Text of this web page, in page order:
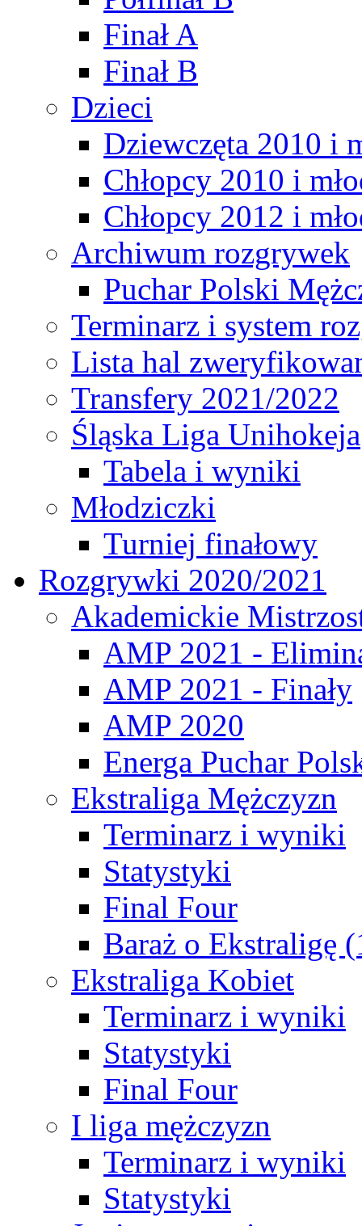
Finał A
Finał B
Dzieci
Dziewczęta 2010 i
Chłopcy 2010 i
Chłopcy 2012 i
Archiwum rozgrywek
Puchar Polski
Terminarz i system
Lista hal
Transfery 2021/2022
Śląska Liga Unihokeja
Tabela i wyniki
Młodziczki
Turniej finałowy
Rozgrywki 2020/2021
Akademickie
AMP 2021 -
AMP 2021 - Finały
AMP 2020
Energa Puchar
Ekstraliga Mężczyzn
Terminarz i wyniki
Statystyki
Final Four
Baraż o Ekstraligę
Ekstraliga Kobiet
Terminarz i wyniki
Statystyki
Final Four
I liga mężczyzn
Terminarz i wyniki
Statystyki